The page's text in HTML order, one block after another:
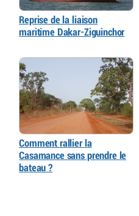
Reprise de la liaison
maritime Dakar-Ziguinchor
Comment rallier la
Casamance sans prendre le
bateau ?